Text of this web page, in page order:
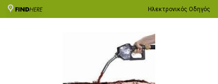
Ηλεκτρονικός Οδηγός